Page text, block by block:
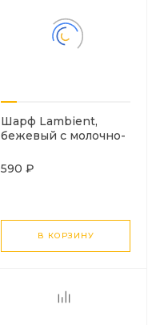
Шарф Lambient,
бежевый с молочно-
590 ₽
В КОРЗИНУ